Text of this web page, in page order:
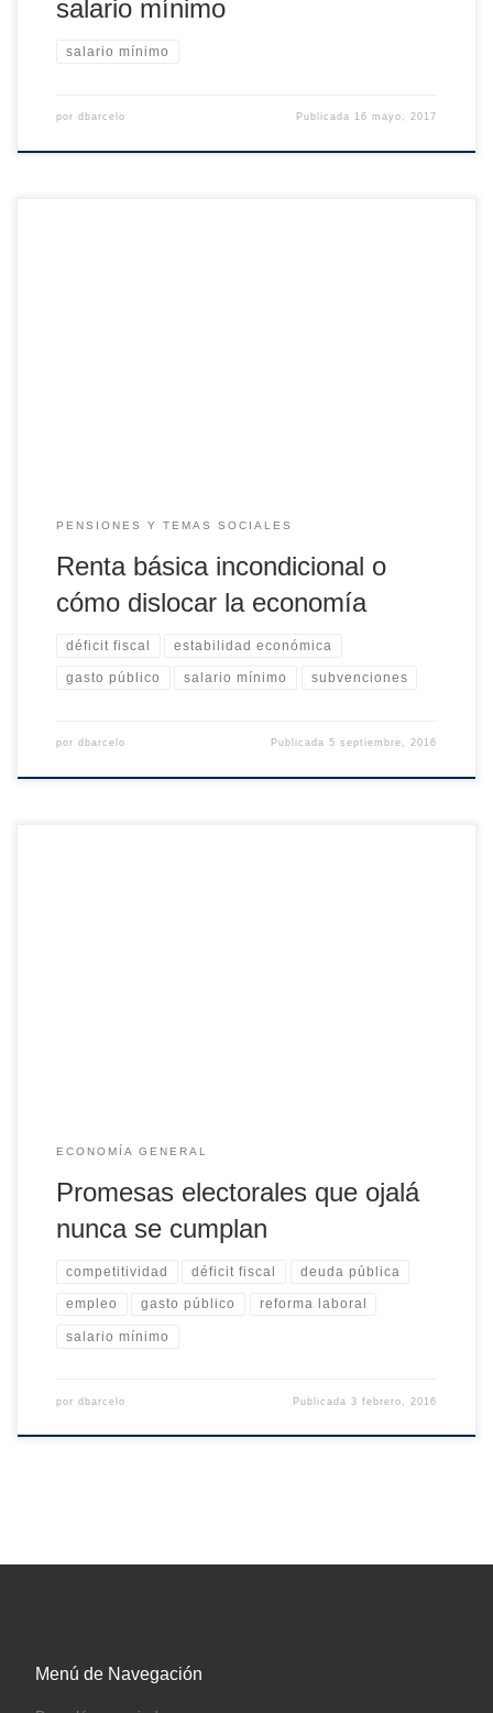
salario mínimo
salario mínimo
por dbarcelo Publicada 16 mayo, 2017
PENSIONES Y TEMAS SOCIALES
Renta básica incondicional o
cómo dislocar la economía
déficit fiscal estabilidad económica
gasto público salario mínimo subvenciones
por dbarcelo Publicada5 septiembre, 2016
ECONOMÍA GENERAL
Promesas electorales que ojalá
nunca se cumplan
competitividad déficit fiscal deuda pública
empleo gasto público reforma laboral
salario mínimo
por dbarcelo Publicada3 febrero, 2016
Menú de Navegación